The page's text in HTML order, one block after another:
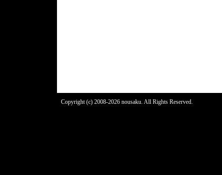
Copyright (c) 2008-2026 nousaku. All Rights Reserved.